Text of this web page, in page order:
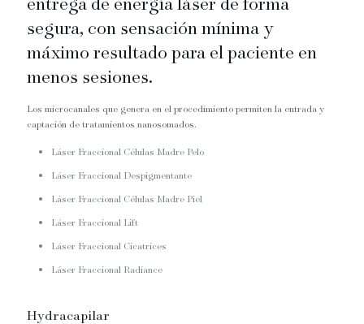
segura, con sensación mínima y
máximo resultado para el paciente en
menos sesiones.
Los microcanales que genera en el procedimiento permiten la entrada y
captación de tratamientos nanosomados.
Láser Fraccional Células Madre Pelo
Láser Fraccional Despigmentante
Láser Fraccional Células Madre Piel
Láser Fraccional Lift
Láser Fraccional Cicatrices
Láser Fraccional Radiance
Hydracapilar